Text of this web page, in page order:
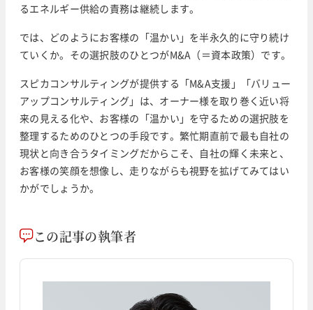
るエネルギー供給の責務は継続します。
では、どのようにお客様の「温かい」を半永久的に守り続け
ていくか。その選択肢のひとつがM&A（＝資本政策）です。
スピカコンサルティングが提供する「M&A支援」「バリュー
アップコンサルティング」は、オーナー様を取り巻く近い将
来の見える化や、お客様の「温かい」を守るための選択肢を
整理するためのひとつの手段です。繁忙期直前で最も自社の
現状と向き合うタイミングだからこそ、自社の輝く未来と、
お客様の笑顔を想像し、走りながらも視野を拡げてみてはい
かがでしょうか。
この記事の執筆者